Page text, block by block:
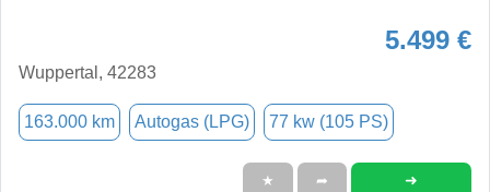
5.499 €
Wuppertal, 42283
163.000 km Autogas (LPG) 77 kw (105 PS)
★ ➦ ➜